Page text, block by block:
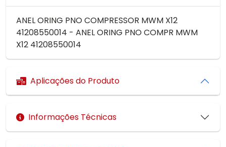
ANEL ORING PNO COMPRESSOR MWM X12
41208550014 - ANEL ORING PNO COMPR MWM
X12 41208550014
Aplicações do Produto
Informações Técnicas